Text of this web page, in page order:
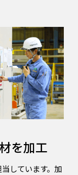
を加工
しています。加